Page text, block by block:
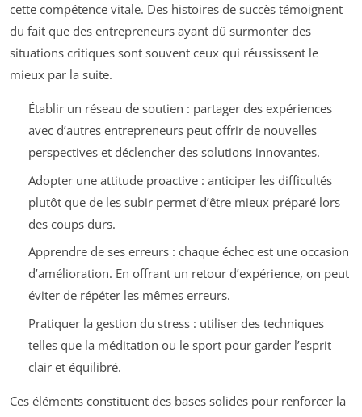
cette compétence vitale. Des histoires de succès témoignent
du fait que des entrepreneurs ayant dû surmonter des
situations critiques sont souvent ceux qui réussissent le
mieux par la suite.
Établir un réseau de soutien : partager des expériences
avec d’autres entrepreneurs peut offrir de nouvelles
perspectives et déclencher des solutions innovantes.
Adopter une attitude proactive : anticiper les difficultés
plutôt que de les subir permet d’être mieux préparé lors
des coups durs.
Apprendre de ses erreurs : chaque échec est une occasion
d’amélioration. En offrant un retour d’expérience, on peut
éviter de répéter les mêmes erreurs.
Pratiquer la gestion du stress : utiliser des techniques
telles que la méditation ou le sport pour garder l’esprit
clair et équilibré.
Ces éléments constituent des bases solides pour renforcer la